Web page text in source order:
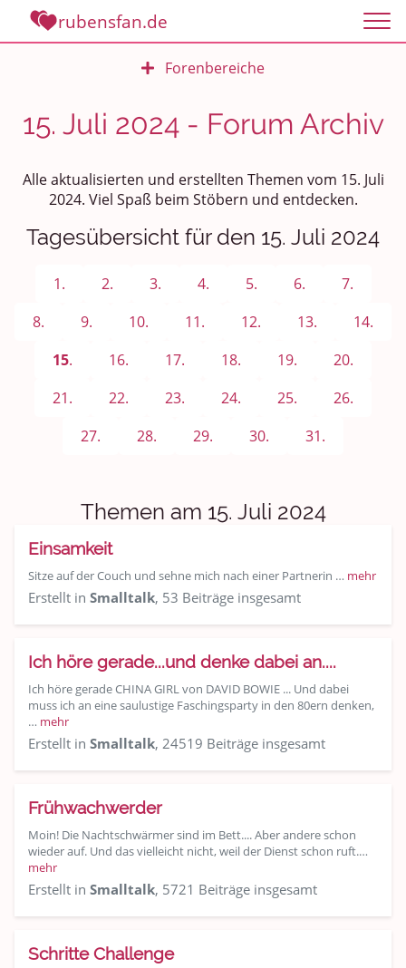
rubensfan.de
Forenbereiche
Rundum Leben
Smalltalk
Persönliches
Treffen und Stammtische
Ü100 Party - Fanecke
Gesundheit & Wellness
Sport & Freizeit
Kochen, Backen und Genießen
Anregungen und Support
Spiel, Spaß und Sinnlosigkeit
Gewicht reduzieren
Archiv
15. Juli 2024 - Forum Archiv
Alle aktualisierten und erstellten Themen vom 15. Juli
2024. Viel Spaß beim Stöbern und entdecken.
Tagesübersicht für den 15. Juli 2024
1. 2. 3. 4. 5. 6.
7.
8.
9. 10. 11. 12. 13.
14.
15. 16. 17. 18. 19.
20.
21.
22. 23. 24. 25.
26.
27.
28. 29. 30. 31.
Themen am 15. Juli 2024
Einsamkeit
Sitze auf der Couch und sehne mich nach einer Partnerin … mehr
Erstellt in Smalltalk, 53 Beiträge insgesamt
Ich höre gerade...und denke dabei an....
Ich höre gerade CHINA GIRL von DAVID BOWIE ... Und dabei
muss ich an eine saulustige Faschingsparty in den 80ern denken,
… mehr
Erstellt in Smalltalk, 24519 Beiträge insgesamt
Frühwachwerder
Moin! Die Nachtschwärmer sind im Bett.... Aber andere schon
wieder auf. Und das vielleicht nicht, weil der Dienst schon ruft.…
mehr
Erstellt in Smalltalk, 5721 Beiträge insgesamt
Schritte Challenge